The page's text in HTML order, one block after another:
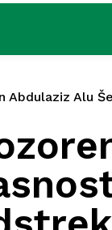
Abdulaziz Alu